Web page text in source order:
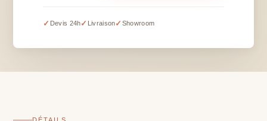
opaque
3
✓ Devis 24h✓ Livraison✓ Showroom